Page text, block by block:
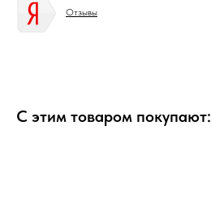
Отзывы
С этим товаром покупают: